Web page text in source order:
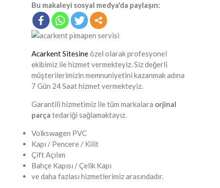
Bu makaleyi sosyal medya'da paylaşın:
Acarkent Sitesineözel olarak profesyonel
ekibimiz ile hizmet vermekteyiz. Siz değerli
müşterilerimizin memnuniyetini kazanmak adına
7 Gün 24 Saat hizmet vermekteyiz.
Garantili hizmetimiz ile tüm markalara orjinal
parça tedariği sağlamaktayız.
Volkswagen PVC
Kapı / Pencere / Kilit
Çift Açılım
Bahçe Kapısı / Çelik Kapı
ve daha fazlası hizmetlerimiz arasındadır.